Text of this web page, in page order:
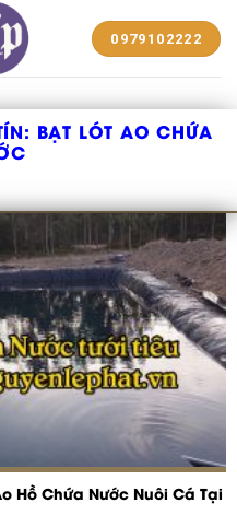
0979102222
BẠT LÓT AO CHỨA
Hồ Chứa Nước Nuôi Cá Tại